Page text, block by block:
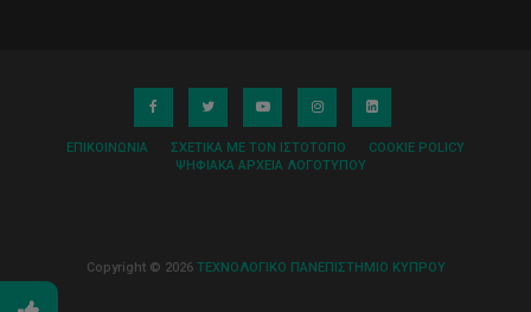
ΕΠΙΚΟΙΝΩΝΊΑ ΣΧΕΤΙΚΆ ΜΕ ΤΟΝ ΙΣΤΌΤΟΠΟ
COOKIE POLICY
ΨΗΦΙΑΚΆ ΑΡΧΕΊΑ ΛΟΓΌΤΥΠΟΥ
Copyright © 2026 ΤΕΧΝΟΛΟΓΙΚΟ ΠΑΝΕΠΙΣΤΗΜΙΟ ΚΥΠΡΟΥ